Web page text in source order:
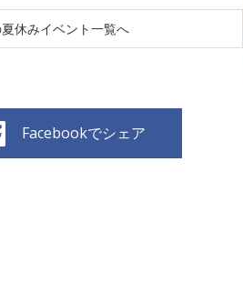
休みイベント一覧へ
Facebookでシェア